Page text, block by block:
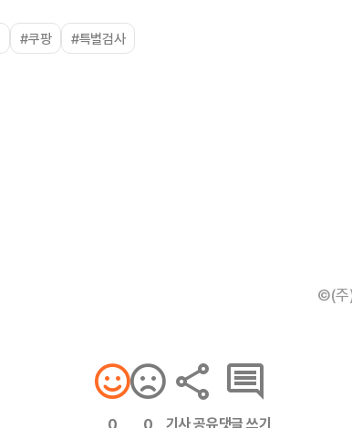
#쿠팡 #특별검사
©(주
기사 공유댓글 쓰기